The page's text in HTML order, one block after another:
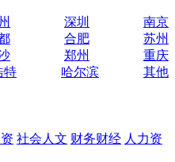
深圳
南京
合肥
苏州
郑州
重庆
特 哈尔滨
其他
社会人文 财务财经 人力资